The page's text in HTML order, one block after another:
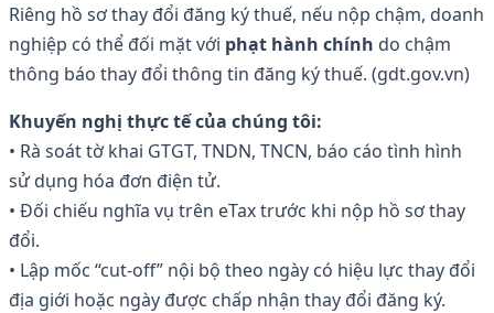
Riêng hồ sơ thay đổi đăng ký thuế, nếu nộp chậm, doanh
nghiệp có thể đối mặt với phạt hành chính do chậm
thông báo thay đổi thông tin đăng ký thuế. (gdt.gov.vn)
Khuyến nghị thực tế của chúng tôi:
• Rà soát tờ khai GTGT, TNDN, TNCN, báo cáo tình hình
sử dụng hóa đơn điện tử.
• Đối chiếu nghĩa vụ trên eTax trước khi nộp hồ sơ thay
đổi.
• Lập mốc “cut-off” nội bộ theo ngày có hiệu lực thay đổi
địa giới hoặc ngày được chấp nhận thay đổi đăng ký.